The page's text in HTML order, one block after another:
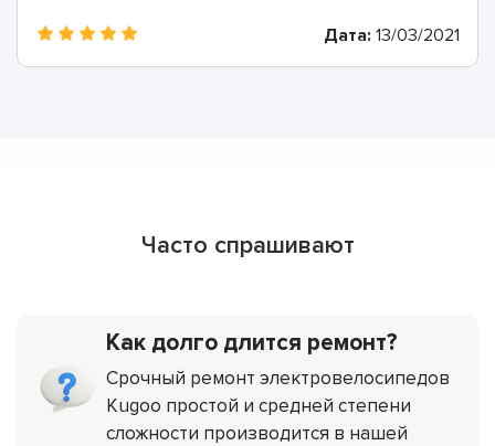
Дата: 13/03/2021
Часто спрашивают
Как долго длится ремонт?
Срочный ремонт электровелосипедов
Kugoo простой и средней степени
сложности производится в нашей